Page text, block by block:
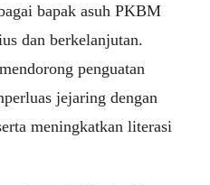
bapak asuh PKBM
dan berkelanjutan.
penguatan
jejaring dengan
meningkatkan literasi